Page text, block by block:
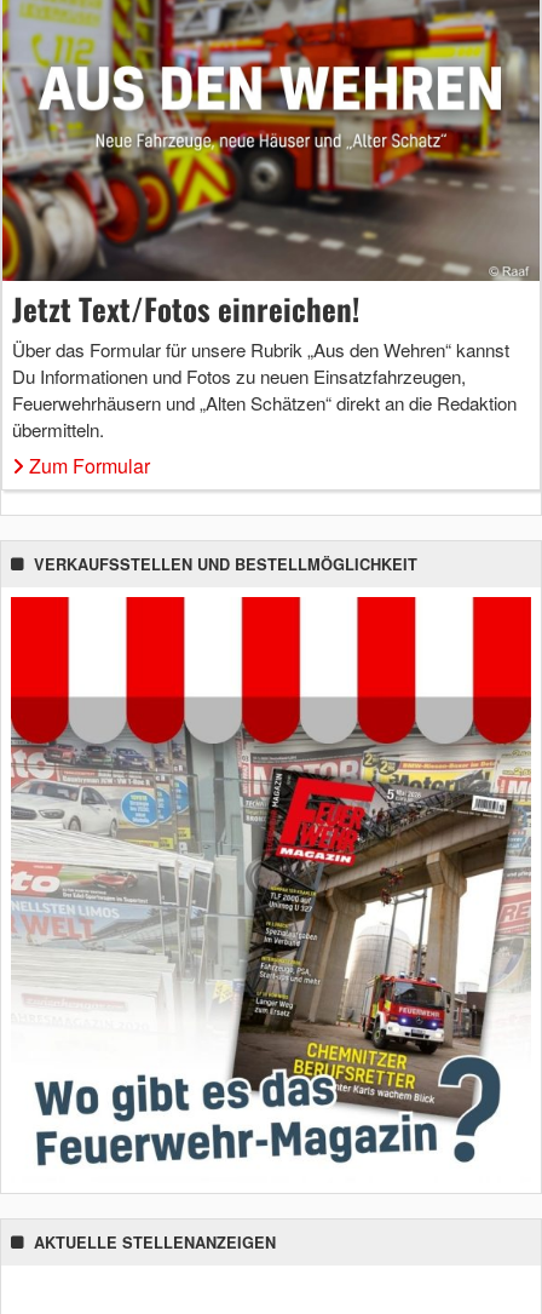
Jetzt Text/Fotos einreichen!
Über das Formular für unsere Rubrik „Aus den Wehren“ kannst
Du Informationen und Fotos zu neuen Einsatzfahrzeugen,
Feuerwehrhäusern und „Alten Schätzen“ direkt an die Redaktion
übermitteln.
Zum Formular
VERKAUFSSTELLEN UND BESTELLMÖGLICHKEIT
AKTUELLE STELLENANZEIGEN